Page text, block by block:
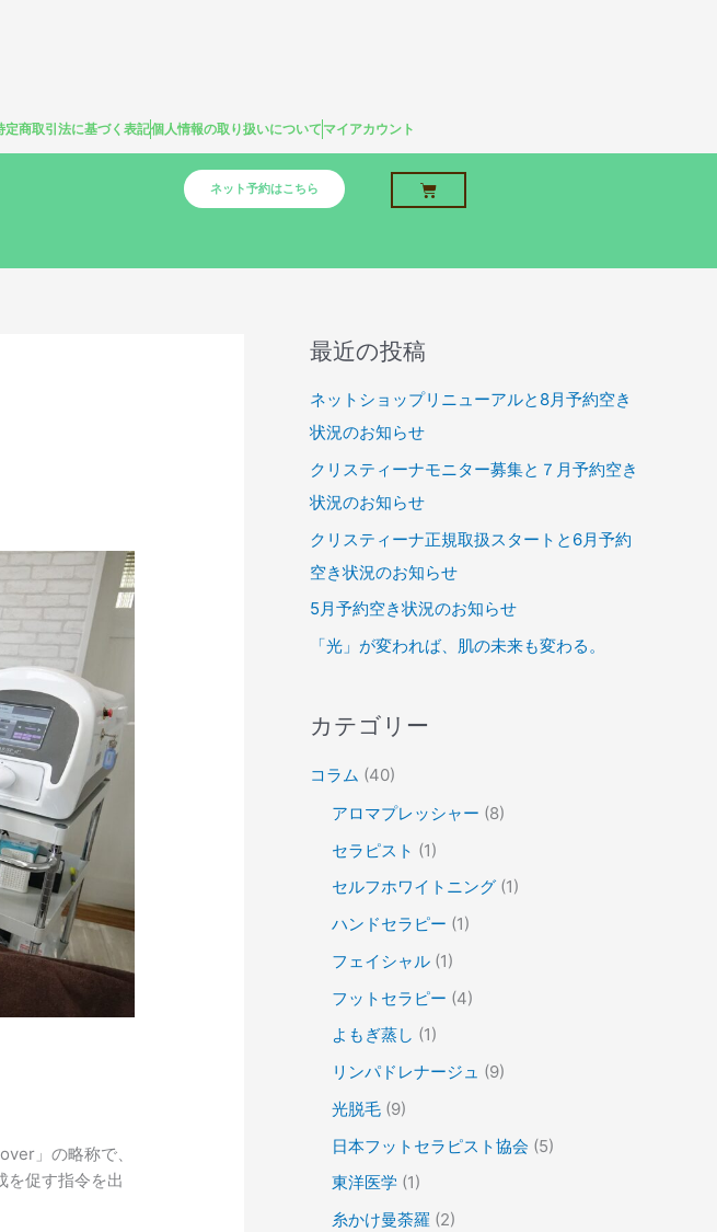
定商取引法に基づく表記個人情報の取り扱いについて マイアカウント
ネット予約はこちら Cart
」の略称で、
を促す指令を出
最近の投稿
ネットショップリニューアルと8月予約空き
状況のお知らせ
クリスティーナモニター募集と７月予約空き
状況のお知らせ
クリスティーナ正規取扱スタートと6月予約
空き状況のお知らせ
5月予約空き状況のお知らせ
「光」が変われば、肌の未来も変わる。
カテゴリー
コラム (40)
アロマプレッシャー (8)
セラピスト (1)
セルフホワイトニング (1)
ハンドセラピー (1)
フェイシャル (1)
フットセラピー (4)
よもぎ蒸し (1)
リンパドレナージュ (9)
光脱毛 (9)
日本フットセラピスト協会 (5)
東洋医学 (1)
糸かけ曼荼羅 (2)